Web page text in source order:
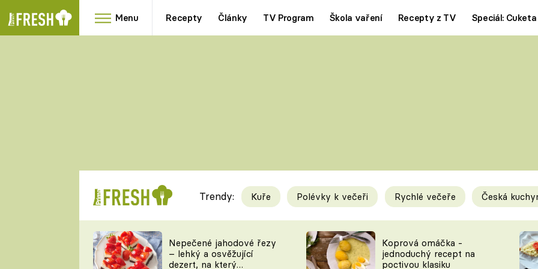
Menu Recepty Články TV Program Škola vaření Recepty z TV Speciál: Cuketa
RYCHLOVKY
Videorecepty
TEĎ VAŘÍ ŠÉF!
Tipy a triky
KAM ZA JÍDLEM
Trendy: Kuře Polévky k večeři Rychlé večeře Česká
Nepečené jahodové řezy
– lehký a osvěžující
dezert, na který
Koprová omáčka -
jednoduchý recept na
poctivou klasiku